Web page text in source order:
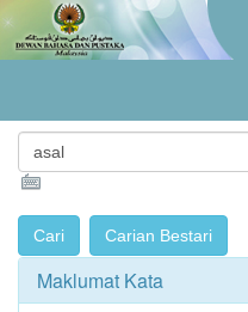
Maklumat Kata